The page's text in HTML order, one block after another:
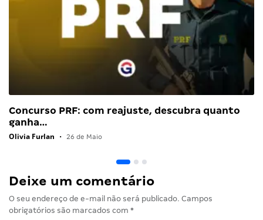
Concurso PRF: com reajuste, descubra quanto
ganha…
Olivia Furlan • 26 de Maio
Deixe um comentário
O seu endereço de e-mail não será publicado. Campos
obrigatórios são marcados com *